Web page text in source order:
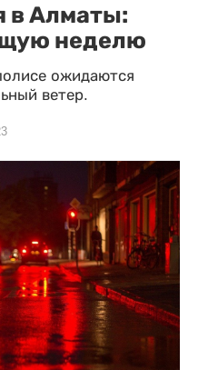
в Алматы:
неделю
ожидаются
ветер.